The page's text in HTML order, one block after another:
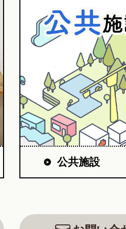
公共施設